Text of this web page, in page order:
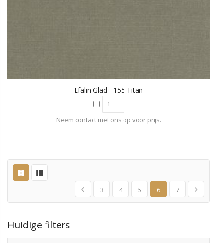
Efalin Glad - 155 Titan
Neem contact met ons op voor prijs.
3 4 5 6 7
Huidige filters